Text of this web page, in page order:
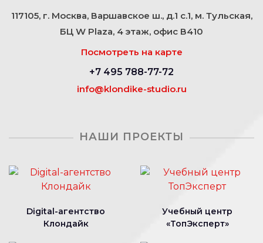
117105, г. Москва, Варшавское ш., д.1 с.1, м. Тульская,
БЦ W Plaza, 4 этаж, офис В410
Посмотреть на карте
+7 495 788-77-72
info@klondike-studio.ru
НАШИ ПРОЕКТЫ
Digital-агентство
Клондайк
Учебный центр
«ТопЭксперт»